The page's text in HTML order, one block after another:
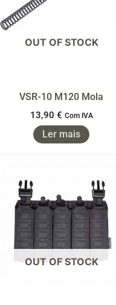
OUT OF STOCK
VSR-10 M120 Mola
13,90 € Com IVA
Ler mais
OUT OF STOCK